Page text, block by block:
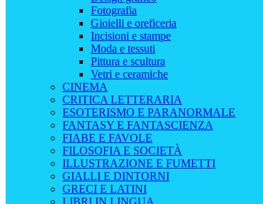
Fotografia
Gioielli e oreficeria
Incisioni e stampe
Moda e tessuti
Pittura e scultura
Vetri e ceramiche
CINEMA
CRITICA LETTERARIA
ESOTERISMO E PARANORMALE
FANTASY E FANTASCIENZA
FIABE E FAVOLE
FILOSOFIA E SOCIETÀ
ILLUSTRAZIONE E FUMETTI
GIALLI E DINTORNI
GRECI E LATINI
LIBRI IN LINGUA